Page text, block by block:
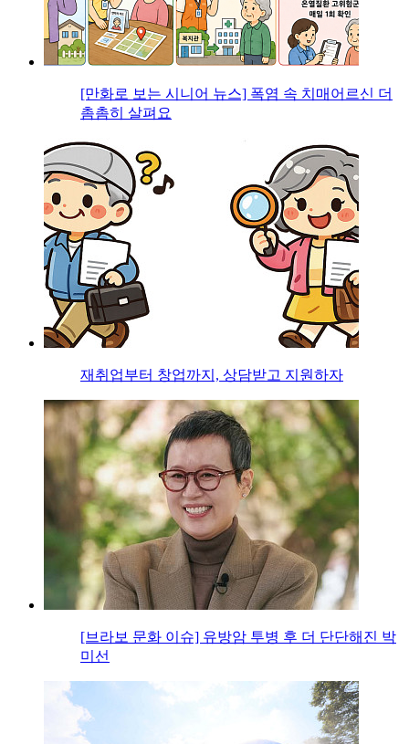
[만화로 보는 시니어 뉴스] 폭염 속 치매어르신 더
촘촘히 살펴요
재취업부터 창업까지, 상담받고 지원하자
[브라보 문화 이슈] 유방암 투병 후 더 단단해진 박
미선